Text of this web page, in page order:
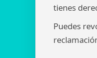
tienes
Puedes